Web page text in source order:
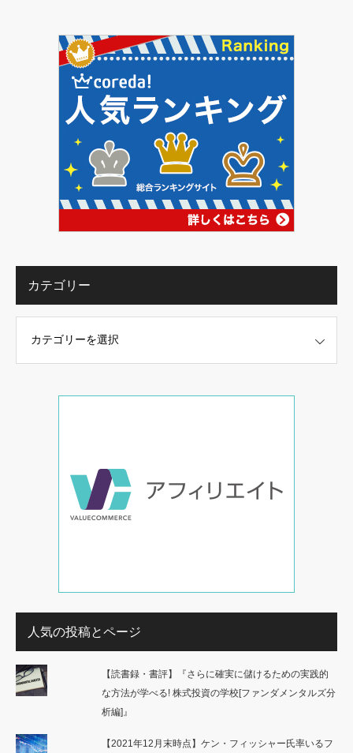
カテゴリー
人気の投稿とページ
【読書録・書評】『さらに確実に儲けるための実践的
な方法が学べる! 株式投資の学校[ファンダメンタルズ分
析編]』
【2021年12月末時点】ケン・フィッシャー氏率いるフ